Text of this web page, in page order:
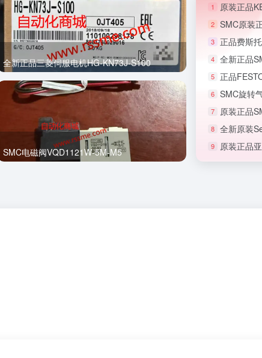
全新正品SMC节流阀AS1201F-M5-
全新正品三菱伺服电机HG-KN73J-S100
SMC电磁阀VQD1121W-5M-M5
1 原装正品
2 SMC原装
3 正品费斯托电
4 全新正品
5 正品FESTO
6 SMC旋转
7 原装正品
8 全新原装
9 原装正品